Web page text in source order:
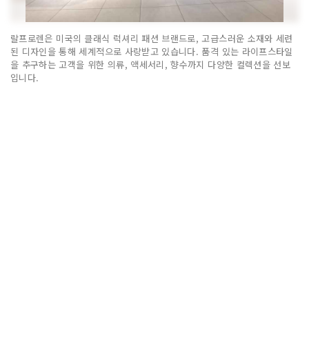
랄프로렌은 미국의 클래식 럭셔리 패션 브랜드로, 고급스러운 소재와 세련
된 디자인을 통해 세계적으로 사랑받고 있습니다. 품격 있는 라이프스타일
을 추구하는 고객을 위한 의류, 액세서리, 향수까지 다양한 컬렉션을 선보
입니다.